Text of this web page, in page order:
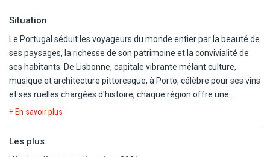
Situation
Le Portugal séduit les voyageurs du monde entier par la beauté de
ses paysages, la richesse de son patrimoine et la convivialité de
ses habitants. De Lisbonne, capitale vibrante mêlant culture,
musique et architecture pittoresque, à Porto, célèbre pour ses vins
et ses ruelles chargées d'histoire, chaque région offre une
expérience unique. Le littoral atlantique séduit par ses plages
du pays dévoile des villages authentiques, des montagnes
+ En savoir plus
Les plus